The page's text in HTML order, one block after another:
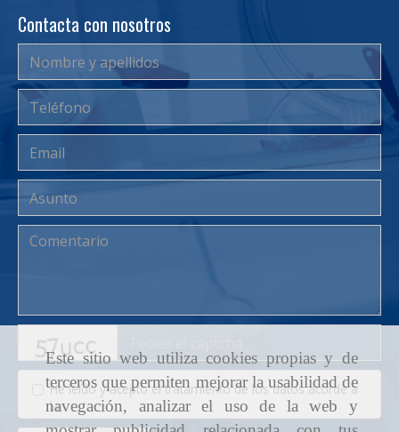
Este sitio web utiliza cookies propias y de
terceros que permiten mejorar la usabilidad de
navegación, analizar el uso de la web y
Contacta con nosotros
He leído y acepto el tratamiento de los datos acorde a
lapolítica de privacidad